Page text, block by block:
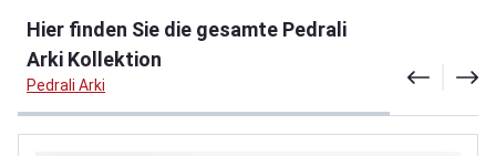
Hier finden Sie die gesamte Pedrali
Arki Kollektion
Pedrali Arki